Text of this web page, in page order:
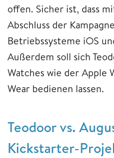
offen. Sicher ist, dass
Abschluss der
Betriebssysteme iOS
Außerdem soll sich
Watches wie der Apple
Wear bedienen lassen.
Teodoor vs.
Kickstarter-